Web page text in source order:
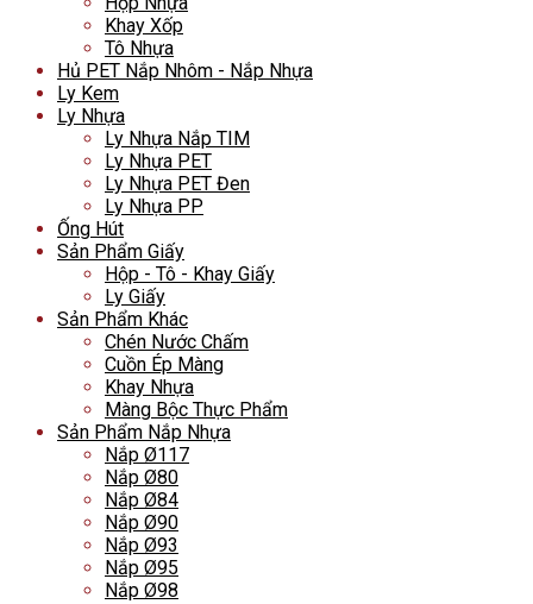
Khay Xốp
Tô Nhựa
Hủ PET Nắp Nhôm - Nắp Nhựa
Ly Kem
Ly Nhựa
Ly Nhựa Nắp TIM
Ly Nhựa PET
Ly Nhựa PET Đen
Ly Nhựa PP
Ống Hút
Sản Phẩm Giấy
Hộp - Tô - Khay Giấy
Ly Giấy
Sản Phẩm Khác
Chén Nước Chấm
Cuồn Ép Màng
Khay Nhựa
Màng Bộc Thực Phẩm
Sản Phẩm Nắp Nhựa
Nắp Ø117
Nắp Ø80
Nắp Ø84
Nắp Ø90
Nắp Ø93
Nắp Ø95
Nắp Ø98